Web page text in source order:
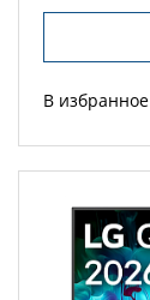
В избранное